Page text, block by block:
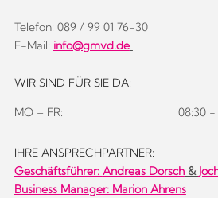
Telefon: 089 / 99 01 76-30
E-Mail: info@gmvd.de
WIR SIND FÜR SIE DA:
MO – FR: 08:30 -
IHRE ANSPRECHPARTNER:
Geschäftsführer: Andreas Dorsch&
Business Manager: Marion Ahrens